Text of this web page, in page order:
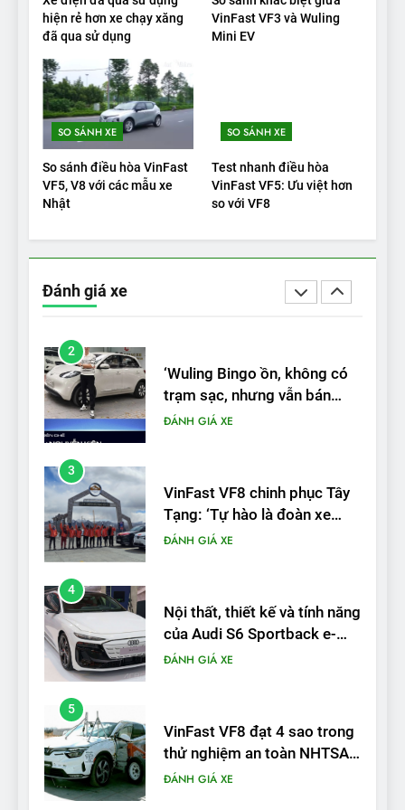
hiện rẻ hơn xe chạy xăng
đã qua sử dụng
VinFast VF3 và Wuling
Mini EV
SO SÁNH XE
So sánh điều hòa VinFast
VF5, V8 với các mẫu xe
Nhật
SO SÁNH XE
Test nhanh điều hòa
VinFast VF5: Ưu việt hơn
so với VF8
Đánh giá xe
Đánh giá: Người đam mê xe
điện Hyundai Ioniq 5 N 2025
1
Xe tốt nhất để mua năm
2025: Green Car Reports
nêu tên 5 người vào chung
kết – Mỹ
ĐÁNH GIÁ XE
‘Wuling Bingo ồn, không có
trạm sạc, nhưng vẫn bán
3
VinFast VF8 chinh phục Tây
Tạng: ‘Tự hào là đoàn xe
điện Việt Nam đầu tiên lăn
ĐÁNH GIÁ XE
4
Nội thất, thiết kế và tính năng
của Audi S6 Sportback e-
tron
ĐÁNH GIÁ XE
5
VinFast VF8 đạt 4 sao trong
thử nghiệm an toàn NHTSA
tại Mỹ
ĐÁNH GIÁ XE
6
Hệ thống treo đa điểm –
trang bị “đáng từng xu” trên
VinFast VF 6
ĐÁNH GIÁ XE